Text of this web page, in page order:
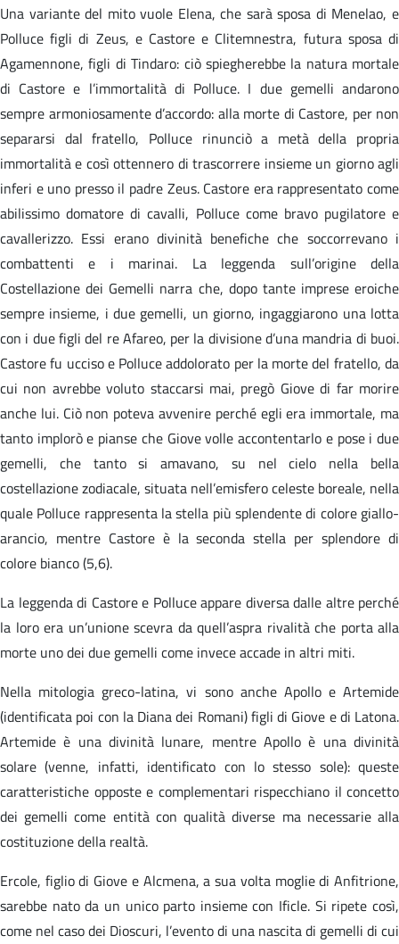
Una variante del mito vuole Elena, che sarà sposa di Menelao, e
Polluce figli di Zeus, e Castore e Clitemnestra, futura sposa di
Agamennone, figli di Tindaro: ciò spiegherebbe la natura mortale
di Castore e l’immortalità di Polluce. I due gemelli andarono
sempre armoniosamente d’accordo: alla morte di Castore, per non
separarsi dal fratello, Polluce rinunciò a metà della propria
immortalità e così ottennero di trascorrere insieme un giorno agli
inferi e uno presso il padre Zeus. Castore era rappresentato come
abilissimo domatore di cavalli, Polluce come bravo pugilatore e
cavallerizzo. Essi erano divinità benefiche che soccorrevano i
combattenti e i marinai. La leggenda sull’origine della
Costellazione dei Gemelli narra che, dopo tante imprese eroiche
sempre insieme, i due gemelli, un giorno, ingaggiarono una lotta
con i due figli del re Afareo, per la divisione d’una mandria di buoi.
Castore fu ucciso e Polluce addolorato per la morte del fratello, da
cui non avrebbe voluto staccarsi mai, pregò Giove di far morire
anche lui. Ciò non poteva avvenire perché egli era immortale, ma
tanto implorò e pianse che Giove volle accontentarlo e pose i due
gemelli, che tanto si amavano, su nel cielo nella bella
costellazione zodiacale, situata nell’emisfero celeste boreale, nella
quale Polluce rappresenta la stella più splendente di colore giallo-
arancio, mentre Castore è la seconda stella per splendore di
colore bianco (5,6).
La leggenda di Castore e Polluce appare diversa dalle altre perché
la loro era un’unione scevra da quell’aspra rivalità che porta alla
morte uno dei due gemelli come invece accade in altri miti.
Nella mitologia greco-latina, vi sono anche Apollo e Artemide
(identificata poi con la Diana dei Romani) figli di Giove e di Latona.
Artemide è una divinità lunare, mentre Apollo è una divinità
solare (venne, infatti, identificato con lo stesso sole): queste
caratteristiche opposte e complementari rispecchiano il concetto
dei gemelli come entità con qualità diverse ma necessarie alla
costituzione della realtà.
Ercole, figlio di Giove e Alcmena, a sua volta moglie di Anfitrione,
sarebbe nato da un unico parto insieme con Ificle. Si ripete così,
come nel caso dei Dioscuri, l’evento di una nascita di gemelli di cui